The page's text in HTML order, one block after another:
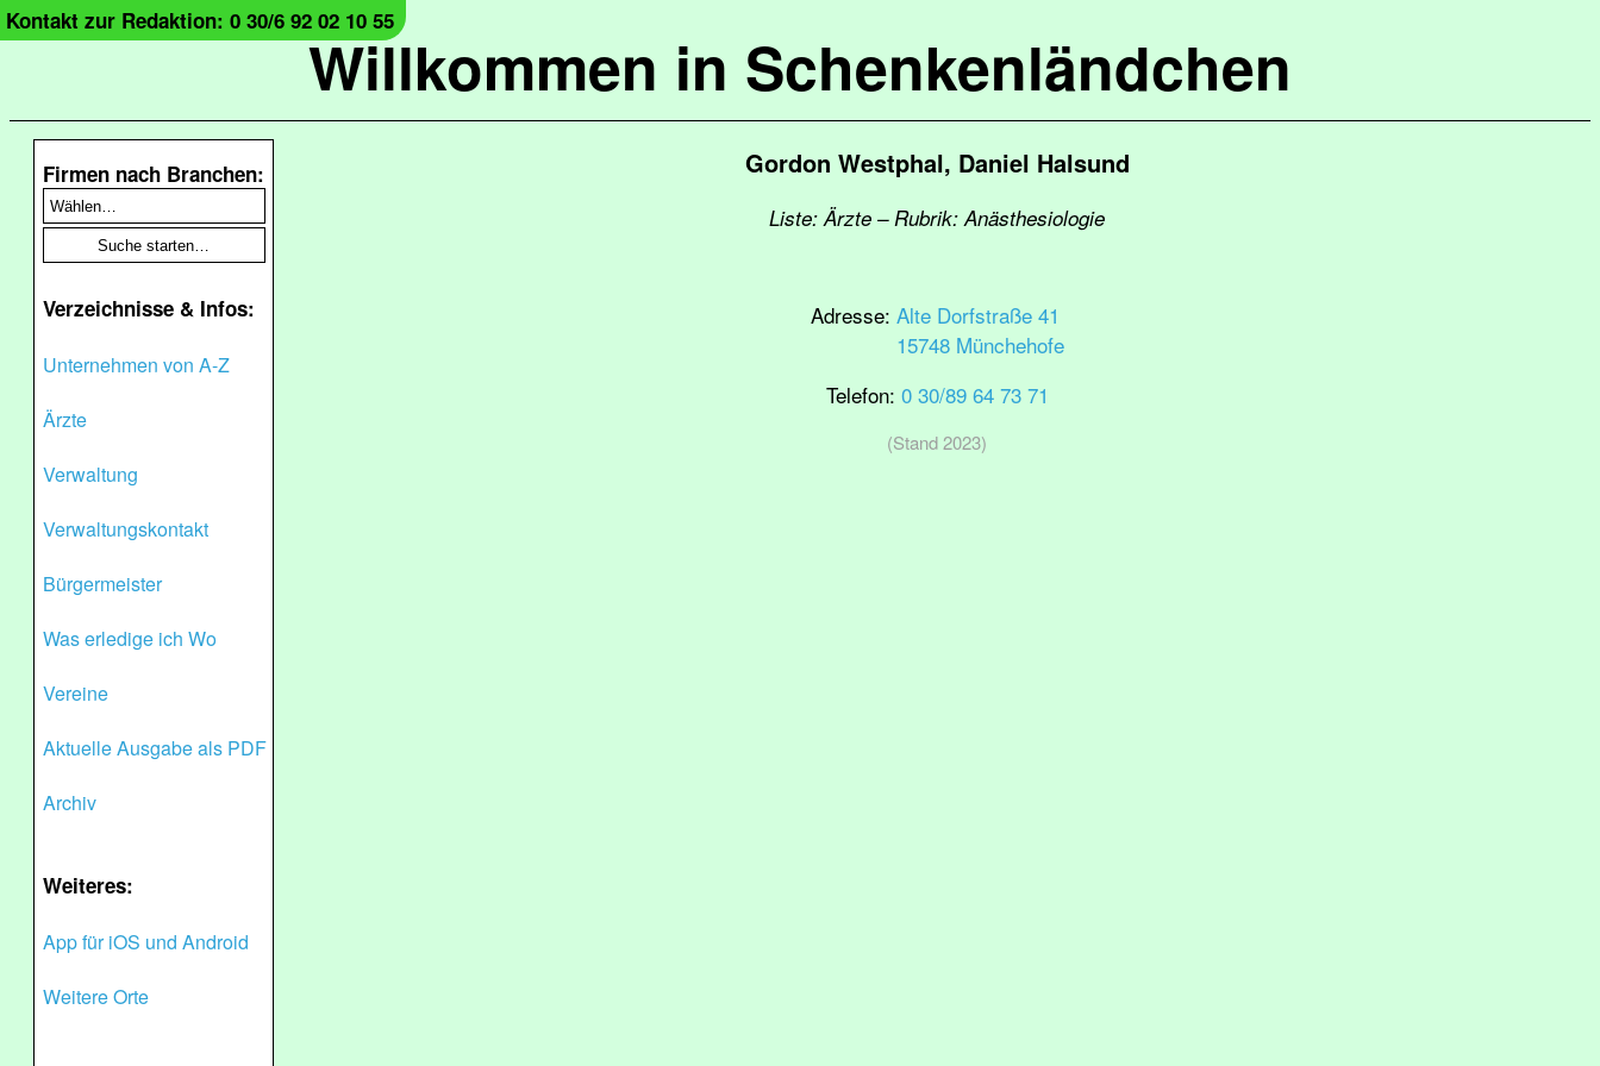
Willkommen in Schenkenländchen
Kontakt zur Redaktion: 0 30/6 92 02 10 55
Firmen nach Branchen:
Verzeichnisse & Infos:
Unternehmen von A-Z
Ärzte
Verwaltung
Verwaltungskontakt
Bürgermeister
Was erledige ich Wo
Vereine
Aktuelle Ausgabe als PDF
Archiv
Weiteres:
App für iOS und Android
Weitere Orte
Gordon Westphal, Daniel Halsund
Liste: Ärzte – Rubrik: Anästhesiologie
Adresse: Alte Dorfstraße 41
15748 Münchehofe
Telefon: 0 30/89 64 73 71
(Stand 2023)